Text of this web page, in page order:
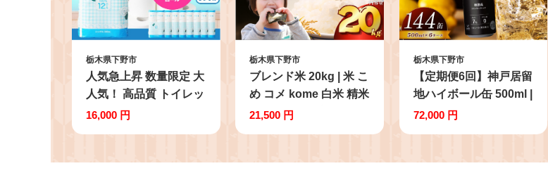
栃木県下野市
人気急上昇 数量限定 大
人気！ 高品質 トイレッ
ト ペーパー シングル
天然 やさしい 肌触り
16,000 円
栃木県下野市
ブレンド米 20kg | 米 こ
め コメ kome 白米 精米
お米 栃木米 ブランド米
栃木県 下野市 しもつけ
21,500 円
栃木県下野市
【定期便6回】神戸居留
地ハイボール缶 500ml |
ハイボール ウイスキー
成 芳醇 香り 7％ 甘い
72,000 円